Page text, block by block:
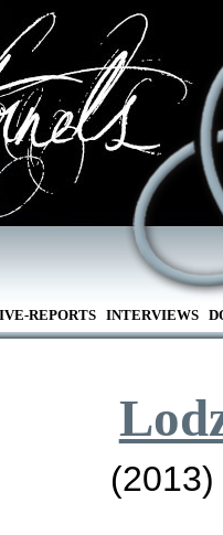
REPORTS INTERVIEWS